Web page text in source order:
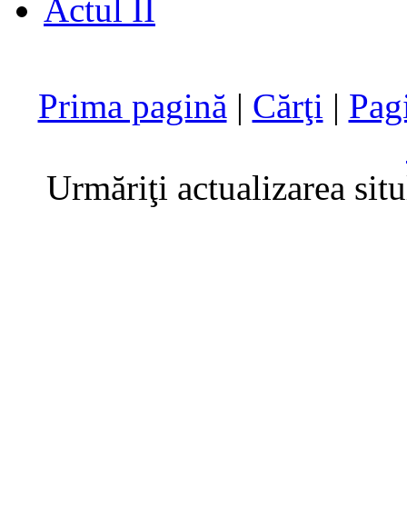
Actul II
Prima pagină | Cărţi |
Urmăriţi actualizarea